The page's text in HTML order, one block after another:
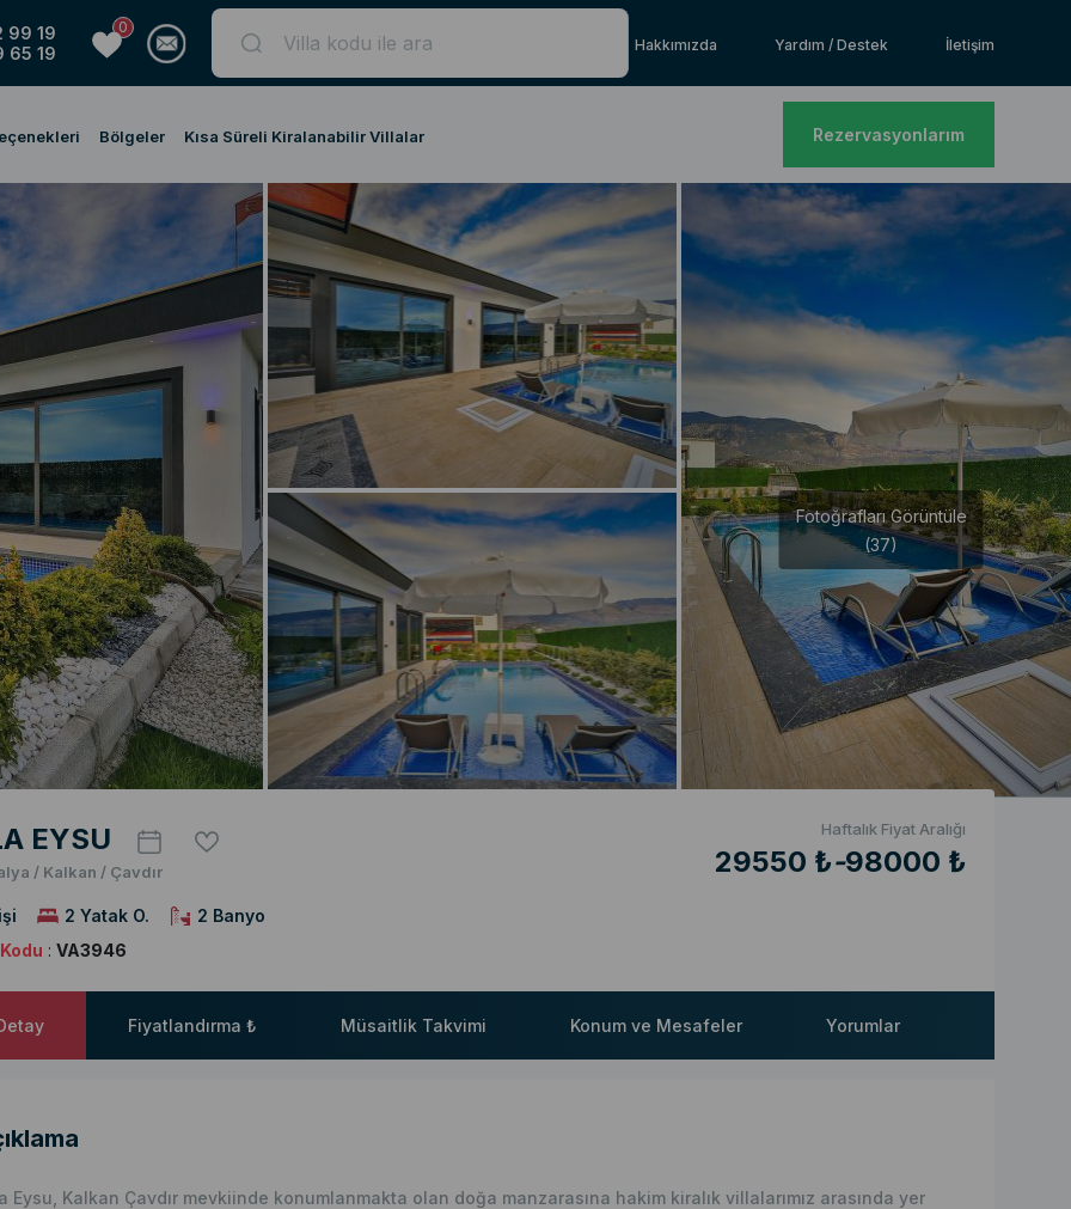
99 19
65 19
0
Hakkımızda
Yardım / Destek İletişim
Bölgeler Kısa Süreli Kiralanabilir Villalar Rezervasyonlarım
Fotoğrafları Görüntüle
(37)
EYSU
/ Kalkan / Çavdır
Haftalık Fiyat Aralığı
29550 ₺-98000 ₺
2 Yatak O.
2 Banyo
: VA3946
Fiyatlandırma ₺ Müsaitlik Takvimi Konum ve Mesafeler Yorumlar
Eysu, Kalkan Çavdır mevkiinde konumlanmakta olan doğa manzarasına hakim kiralık villalarımız arasında yer